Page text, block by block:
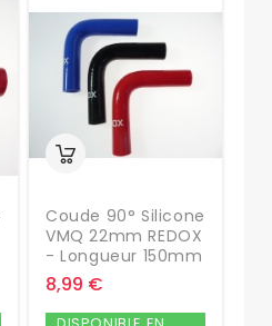
Coude 90° Silicone
VMQ 22mm REDOX
- Longueur 150mm
8,99 €